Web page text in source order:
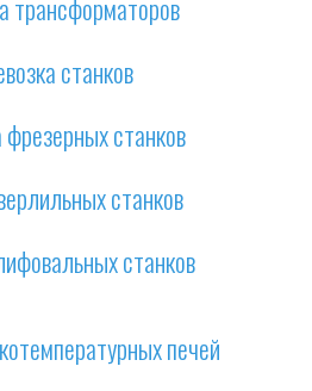
трансформаторов
станков
станков
станков
станков
печей